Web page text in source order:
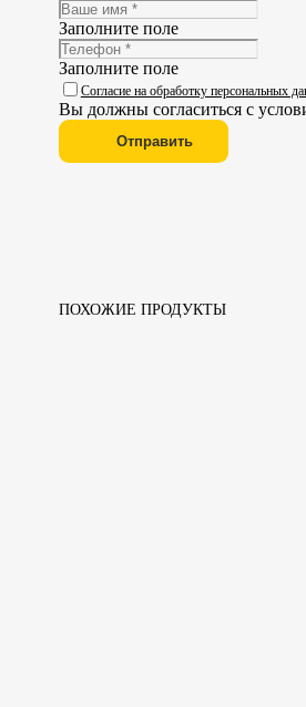
Заполните поле
Заполните поле
Согласие на обработку персональных
Вы должны согласиться с
Отправить
ПОХОЖИЕ ПРОДУКТЫ